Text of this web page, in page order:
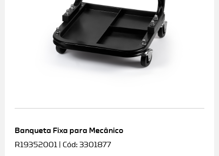
Banqueta Fixa para Mecânico
R19352001 | Cód: 3301877